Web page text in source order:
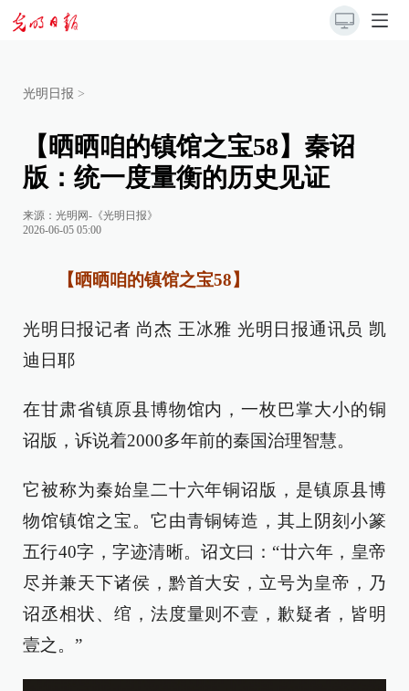
光明日报 >
【晒晒咱的镇馆之宝58】秦诏
版：统一度量衡的历史见证
来源： 光明网-《光明日报》
2026-06-05 05:00
【晒晒咱的镇馆之宝58】
光明日报记者 尚杰 王冰雅 光明日报通讯员 凯
迪日耶
在甘肃省镇原县博物馆内，一枚巴掌大小的铜
诏版，诉说着2000多年前的秦国治理智慧。
它被称为秦始皇二十六年铜诏版，是镇原县博
物馆镇馆之宝。它由青铜铸造，其上阴刻小篆
五行40字，字迹清晰。诏文曰：“廿六年，皇帝
尽并兼天下诸侯，黔首大安，立号为皇帝，乃
诏丞相状、绾，法度量则不壹，歉疑者，皆明
壹之。”